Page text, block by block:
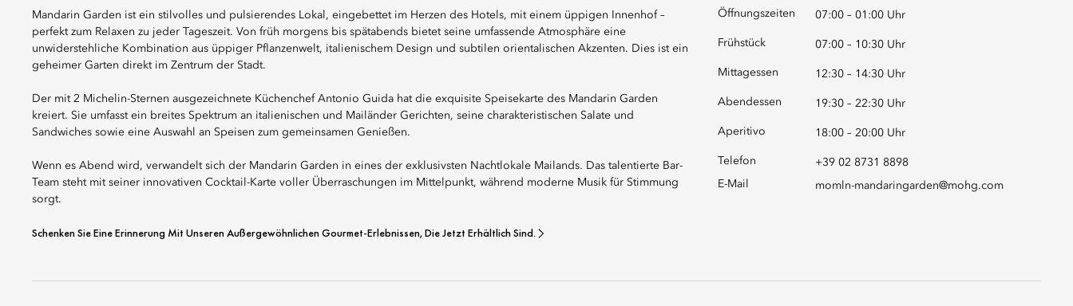
Mandarin Garden ist ein stilvolles und pulsierendes Lokal, eingebettet im Herzen des Hotels, mit einem üppigen Innenhof –
perfekt zum Relaxen zu jeder Tageszeit. Von früh morgens bis spätabends bietet seine umfassende Atmosphäre eine
unwiderstehliche Kombination aus üppiger Pflanzenwelt, italienischem Design und subtilen orientalischen Akzenten. Dies ist ein
geheimer Garten direkt im Zentrum der Stadt.
Der mit 2 Michelin-Sternen ausgezeichnete Küchenchef Antonio Guida hat die exquisite Speisekarte des Mandarin Garden
kreiert. Sie umfasst ein breites Spektrum an italienischen und Mailänder Gerichten, seine charakteristischen Salate und
Sandwiches sowie eine Auswahl an Speisen zum gemeinsamen Genießen.
Wenn es Abend wird, verwandelt sich der Mandarin Garden in eines der exklusivsten Nachtlokale Mailands. Das talentierte Bar-
Team steht mit seiner innovativen Cocktail-Karte voller Überraschungen im Mittelpunkt, während moderne Musik für Stimmung
sorgt.
Schenken Sie Eine Erinnerung Mit Unseren Außergewöhnlichen Gourmet-Erlebnissen, Die Jetzt Erhältlich Sind.
Öffnungszeiten 07:00 – 01:00 Uhr
Frühstück 07:00 – 10:30 Uhr
Mittagessen 12:30 – 14:30 Uhr
Abendessen 19:30 – 22:30 Uhr
Aperitivo 18:00 – 20:00 Uhr
Telefon
+39 02 8731 8898
E-Mail
momln-mandaringarden@mohg.com